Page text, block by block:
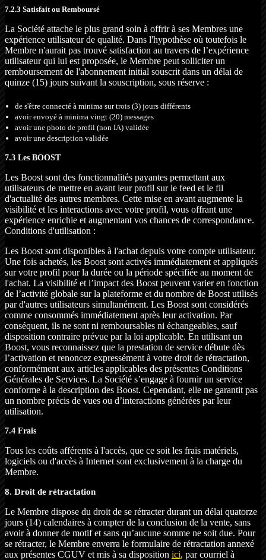
7.2.3 Satisfait ou Remboursé
La Société attache le plus grand soin à offrir à ses Membres une
expérience utilisateur de qualité. Dans l'hypothèse où toutefois le
Membre n'aurait pas trouvé satisfaction au travers de l’expérience
utilisateur qui lui est proposée, le Membre peut solliciter un
remboursement de l'abonnement initial souscrit dans un délai de
quinze (15) jours suivant la souscription, sous réserve :
de s'être connecté à minima sur trois (3) jours différents
avoir envoyé à minima vingt (20) messages
avoir une photo de profil (non IA) validée
avoir une description validée
7.3 Les BOOST
Les Boost sont des fonctionnalités payantes permettant aux
utilisateurs de mettre en avant leur profil sur le feed et le fil
d'actualité des autres membres. Cette mise en avant augmente la
visibilité et les interactions avec votre profil, vous offrant une
expérience enrichie et augmentant vos chances de correspondance.
Conditions d'utilisation :
Les Boost sont disponibles à l'achat depuis votre compte utilisateur.
Une fois achetés, les Boost sont activés immédiatement et appliqués
sur votre profil pour la durée ou la période spécifiée au moment de
l'achat. La visibilité et l’impact des Boost peuvent varier en fonction
de l’activité globale sur la plateforme et du nombre de Boost utilisés
par d'autres utilisateurs simultanément. Les Boost sont considérés
comme consommés immédiatement après leur activation. Par
conséquent, ils ne sont ni remboursables ni échangeables, sauf
disposition contraire prévue par la loi applicable. En utilisant un
Boost, vous reconnaissez que la prestation de service débute dès
l’activation et renoncez expressément à votre droit de rétractation,
conformément aux articles applicables des présentes Conditions
Générales de Services. La Société s’engage à fournir un service
conforme à la description des Boost. Cependant, elle ne garantit pas
un nombre précis de vues ou d’interactions générées par leur
utilisation.
7.4 Frais
Tous les coûts afférents à l'accès, que ce soit les frais matériels,
logiciels ou d'accès à Internet sont exclusivement à la charge du
Membre.
8. Droit de rétractation
Le Membre dispose du droit de se rétracter durant un délai quatorze
jours (14) calendaires à compter de la conclusion de la vente, sans
avoir à donner de motif et sans qu’aucune somme ne soit due. Pour
se rétracter, le Membre enverra le formulaire de rétractation annexé
aux présentes CGUV et mis à sa disposition ici, par courriel à